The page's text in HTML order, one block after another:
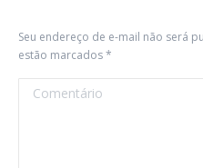
Seu endereço de e-mail não será
estão marcados*
Comentário